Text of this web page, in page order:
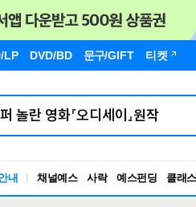
LP DVD/BD 문구/GIFT 티켓
내 채널예스 사락 예스펀딩 클래